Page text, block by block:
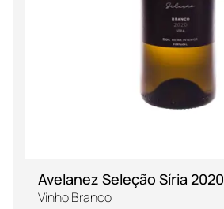
Avelanez Seleção Síria 2020
Vinho Branco